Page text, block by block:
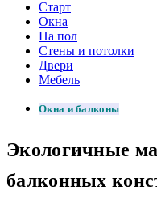
Старт
Окна
На пол
Стены и потолки
Двери
Мебель
Окна и балконы
Экологичные
балконных